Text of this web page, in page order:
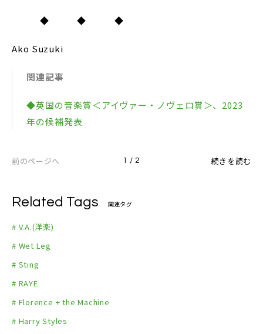
◆ ◆ ◆
Ako Suzuki
関連記事
◆英国の音楽賞＜アイヴァー・ノヴェロ賞＞、2023
年の候補発表
前のページへ 1 / 2 続きを読む
Related Tags 関連タグ
# V.A.(洋楽)
# Wet Leg
# Sting
# RAYE
# Florence + the Machine
# Harry Styles